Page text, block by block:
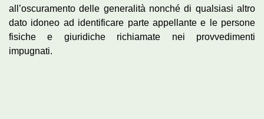
all’oscuramento delle generalità nonché di qualsiasi altro
dato idoneo ad identificare parte appellante e le persone
fisiche e giuridiche richiamate nei provvedimenti
impugnati.